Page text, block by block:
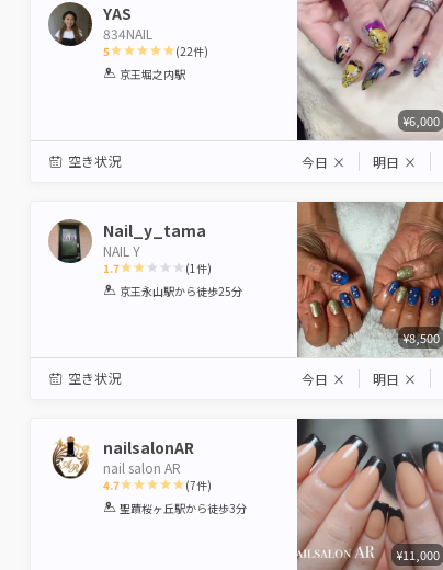
YAS
834NAIL
5
1 2 3 4 5
(22件)
京王堀之内駅
¥6,000
空き状況 今日 × 明日 ×
Nail_y_tama
NAIL Y
1.7
1 2 3 4 5
(1 件)
京王永山駅から徒歩25分
¥8,500
空き状況 今日 × 明日 ×
nailsalonAR
nail salon AR
4.7
1 2 3 4 5
(7件)
聖蹟桜ヶ丘駅から徒歩3分
¥11,000